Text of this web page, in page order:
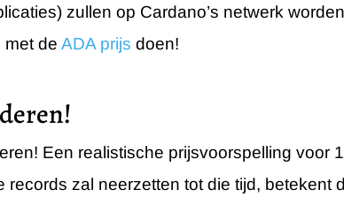
zullen op Cardano’s netwerk
met de ADA prijs doen!
Een realistische prijsvoorspelling voor
zal neerzetten tot die tijd, betekent